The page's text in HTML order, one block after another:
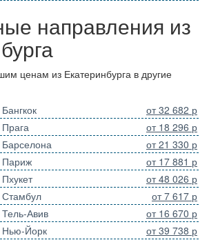
направления из
ценам из Екатеринбурга в другие
Бангкок
от 32 682 р
Прага
от 18 296 р
Барселона
от 21 330 р
Париж
от 17 881 р
Пхукет
от 48 026 р
Стамбул
от 7 617 р
Тель-Авив
от 16 670 р
Нью-Йорк
от 39 738 р